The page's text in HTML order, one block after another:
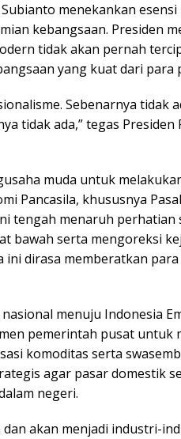
menekankan
kebangsaan. Presiden
tidak akan pernah
yang kuat dari para
Sebenarnya tidak
tidak ada,” tegas Presiden
muda untuk
Pancasila, khususnya
tengah menaruh perhatian
bawah serta mengoreksi
ini dirasa memberatkan
menuju Indonesia
pemerintah pusat untuk
komoditas serta
agar pasar domestik
negeri.
akan menjadi industri-